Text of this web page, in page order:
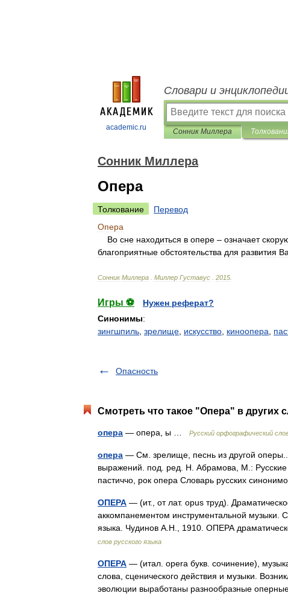
academic.ru
Словари и
Сонник Миллера
Сонник Миллера
Опера
Толкование
Перевод
Опера
Во сне находиться в опере – означает
благоприятные обстоятельства для развития
Сонник Миллера Миллер Густавус 2015
Игры ⚽
Нужен реферат?
Синонимы:
зингшпиль зрелище искусство киноопера
Опасность
Смотреть что такое "Опера" в других
опера — опера, ы … Русский орфографический
опера — См. зрелище, песнь из другой
выражений. под. ред. Н. Абрамова, М.:
пастиччо, рок опера Словарь русских
ОПЕРА — (ит., от лат. opus труд).
аккомпанементом инструментальной музыки.
языка. Чудинов А.Н., 1910. ОПЕРА
слов русского языка
ОПЕРА — (итал. opera букв. сочинение),
слова, сценического действия и музыки.
эволюции выработаны разнообразные